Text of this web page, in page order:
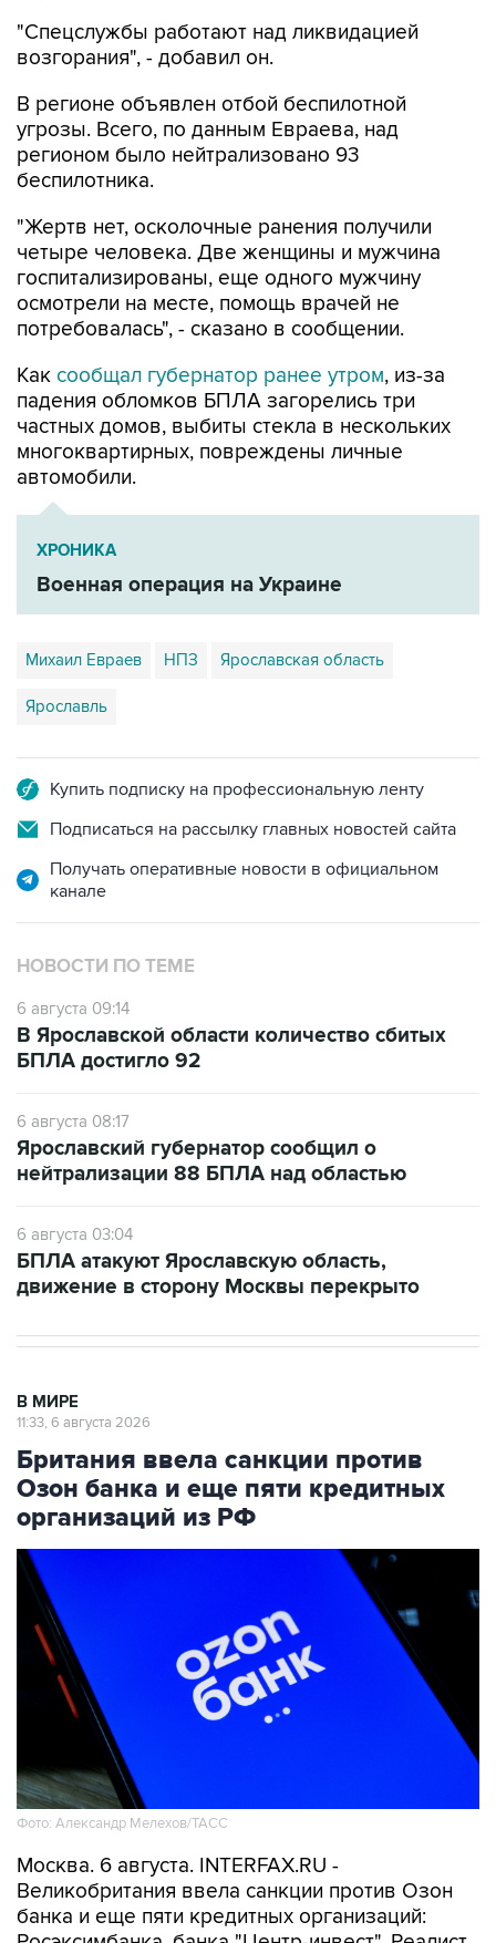
"Спецслужбы работают над ликвидацией
возгорания", - добавил он.
В регионе объявлен отбой беспилотной
угрозы. Всего, по данным Евраева, над
регионом было нейтрализовано 93
беспилотника.
"Жертв нет, осколочные ранения получили
четыре человека. Две женщины и мужчина
госпитализированы, еще одного мужчину
осмотрели на месте, помощь врачей не
потребовалась", - сказано в сообщении.
Как сообщал губернатор ранее утром, из-за
падения обломков БПЛА загорелись три
частных домов, выбиты стекла в нескольких
многоквартирных, повреждены личные
автомобили.
ХРОНИКА
Военная операция на Украине
Михаил Евраев НПЗ Ярославская область
Ярославль
Купить подписку на профессиональную ленту
Подписаться на рассылку главных новостей сайта
Получать оперативные новости в официальном
канале
НОВОСТИ ПО ТЕМЕ
6 августа 09:14
В Ярославской области количество сбитых
БПЛА достигло 92
6 августа 08:17
Ярославский губернатор сообщил о
нейтрализации 88 БПЛА над областью
6 августа 03:04
БПЛА атакуют Ярославскую область,
движение в сторону Москвы перекрыто
В МИРЕ
11:33, 6 августа 2026
Британия ввела санкции против
Озон банка и еще пяти кредитных
организаций из РФ
Фото: Александр Мелехов/ТАСС
Москва. 6 августа. INTERFAX.RU -
Великобритания ввела санкции против Озон
банка и еще пяти кредитных организаций: